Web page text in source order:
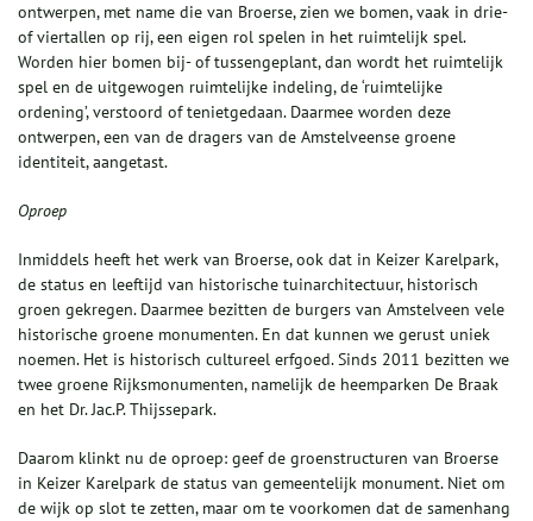
ontwerpen, met name die van Broerse, zien we bomen, vaak in drie-
of viertallen op rij, een eigen rol spelen in het ruimtelijk spel.
Worden hier bomen bij- of tussengeplant, dan wordt het ruimtelijk
spel en de uitgewogen ruimtelijke indeling, de ‘ruimtelijke
ordening’, verstoord of tenietgedaan. Daarmee worden deze
ontwerpen, een van de dragers van de Amstelveense groene
identiteit, aangetast.
Oproep
Inmiddels heeft het werk van Broerse, ook dat in Keizer Karelpark,
de status en leeftijd van historische tuinarchitectuur, historisch
groen gekregen. Daarmee bezitten de burgers van Amstelveen vele
historische groene monumenten. En dat kunnen we gerust uniek
noemen. Het is historisch cultureel erfgoed. Sinds 2011 bezitten we
twee groene Rijksmonumenten, namelijk de heemparken De Braak
en het Dr. Jac.P. Thijssepark.
Daarom klinkt nu de oproep: geef de groenstructuren van Broerse
in Keizer Karelpark de status van gemeentelijk monument. Niet om
de wijk op slot te zetten, maar om te voorkomen dat de samenhang